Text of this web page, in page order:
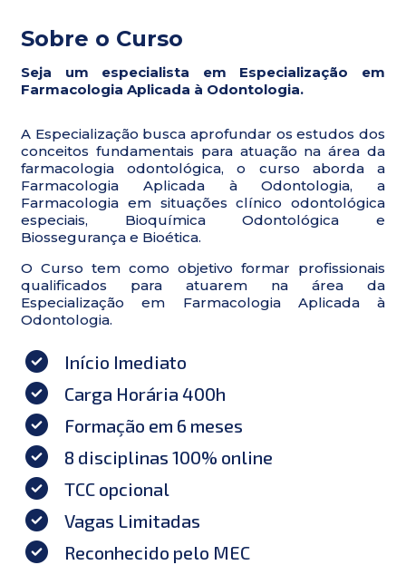
Sobre o Curso
Seja um especialista em Especialização em
Farmacologia Aplicada à Odontologia.
A Especialização busca aprofundar os estudos dos
conceitos fundamentais para atuação na área da
farmacologia odontológica, o curso aborda a
Farmacologia Aplicada à Odontologia, a
Farmacologia em situações clínico odontológica
especiais, Bioquímica Odontológica e
Biossegurança e Bioética.
O Curso tem como objetivo formar profissionais
qualificados para atuarem na área da
Especialização em Farmacologia Aplicada à
Odontologia.
Início Imediato
Carga Horária 400h
Formação em 6 meses
8 disciplinas 100% online
TCC opcional
Vagas Limitadas
Reconhecido pelo MEC